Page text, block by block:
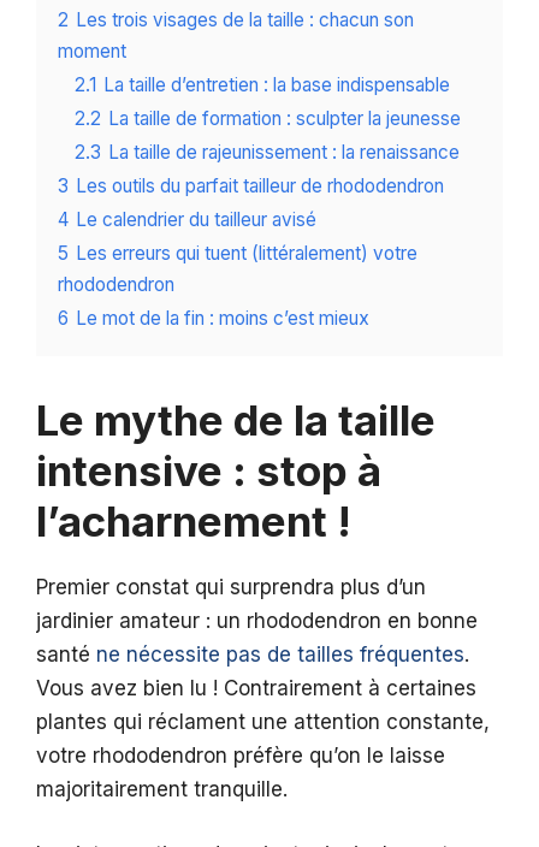
2 Les trois visages de la taille : chacun son
moment
2.1 La taille d’entretien : la base indispensable
2.2 La taille de formation : sculpter la jeunesse
2.3 La taille de rajeunissement : la renaissance
3 Les outils du parfait tailleur de rhododendron
4 Le calendrier du tailleur avisé
5 Les erreurs qui tuent (littéralement) votre
rhododendron
6 Le mot de la fin : moins c’est mieux
Le mythe de la taille
intensive : stop à
l’acharnement !
Premier constat qui surprendra plus d’un
jardinier amateur : un rhododendron en bonne
santé ne nécessite pas de tailles fréquentes.
Vous avez bien lu ! Contrairement à certaines
plantes qui réclament une attention constante,
votre rhododendron préfère qu’on le laisse
majoritairement tranquille.